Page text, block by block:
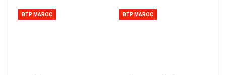
BTP MAROC BTP MAROC